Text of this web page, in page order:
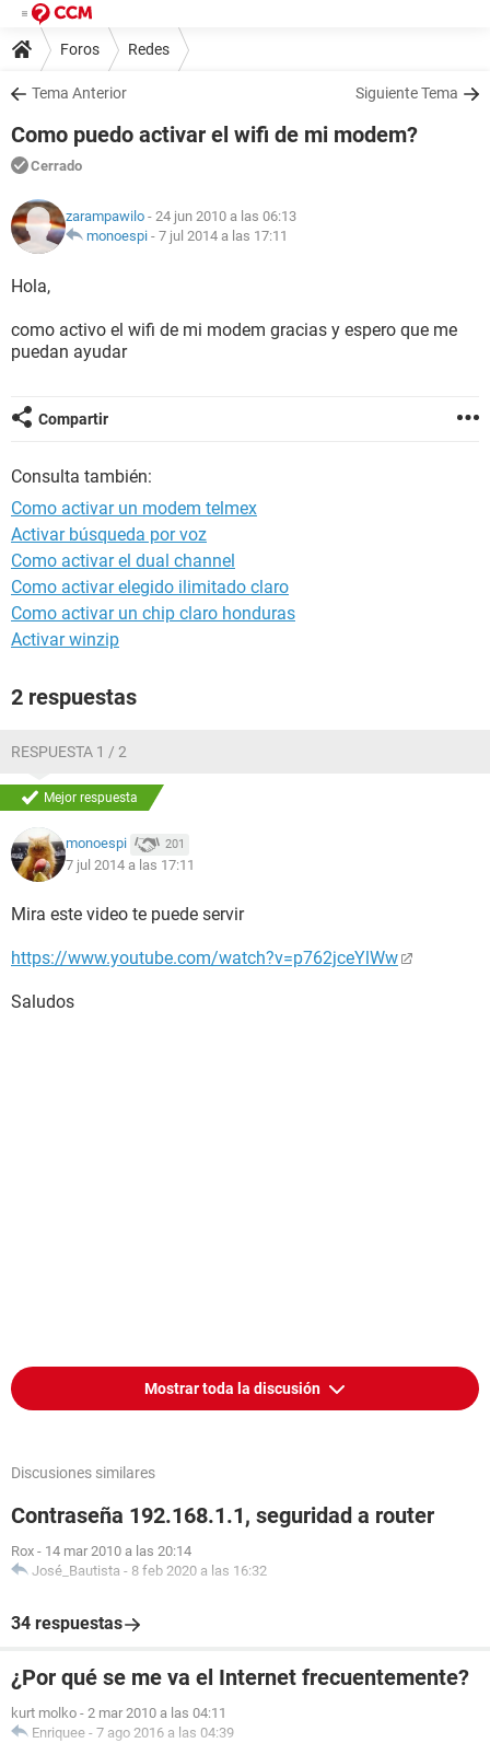
Foros Redes
Tema Anterior Siguiente Tema
Como puedo activar el wifi de mi modem?
Cerrado
zarampawilo - 24 jun 2010 a las 06:13
monoespi - 7 jul 2014 a las 17:11
Hola,
como activo el wifi de mi modem gracias y espero que me
puedan ayudar
Compartir
Consulta también:
Como activar un modem telmex
Activar búsqueda por voz
Como activar el dual channel
Como activar elegido ilimitado claro
Como activar un chip claro honduras
Activar winzip
2 respuestas
RESPUESTA 1 / 2
Mejor respuesta
monoespi 201
7 jul 2014 a las 17:11
Mira este video te puede servir
https://www.youtube.com/watch?v=p762jceYlWw
Saludos
Mostrar toda la discusión
Discusiones similares
Contraseña 192.168.1.1, seguridad a router
Rox - 14 mar 2010 a las 20:14
José_Bautista - 8 feb 2020 a las 16:32
34 respuestas
¿Por qué se me va el Internet frecuentemente?
kurt molko - 2 mar 2010 a las 04:11
Enriquee - 7 ago 2016 a las 04:39